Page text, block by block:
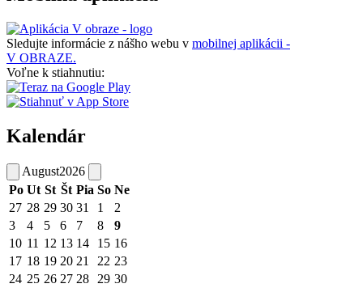
Sledujte informácie z nášho webu v mobilnej aplikácii -
V OBRAZE.
Voľne k stiahnutiu:
Kalendár
August2026
Po Ut St Št Pia So Ne
27 28 29 30 31 1
2
3
4 5 6 7 8
9
10 11 12 13 14 15 16
17 18 19 20 21 22 23
24 25 26 27 28 29 30